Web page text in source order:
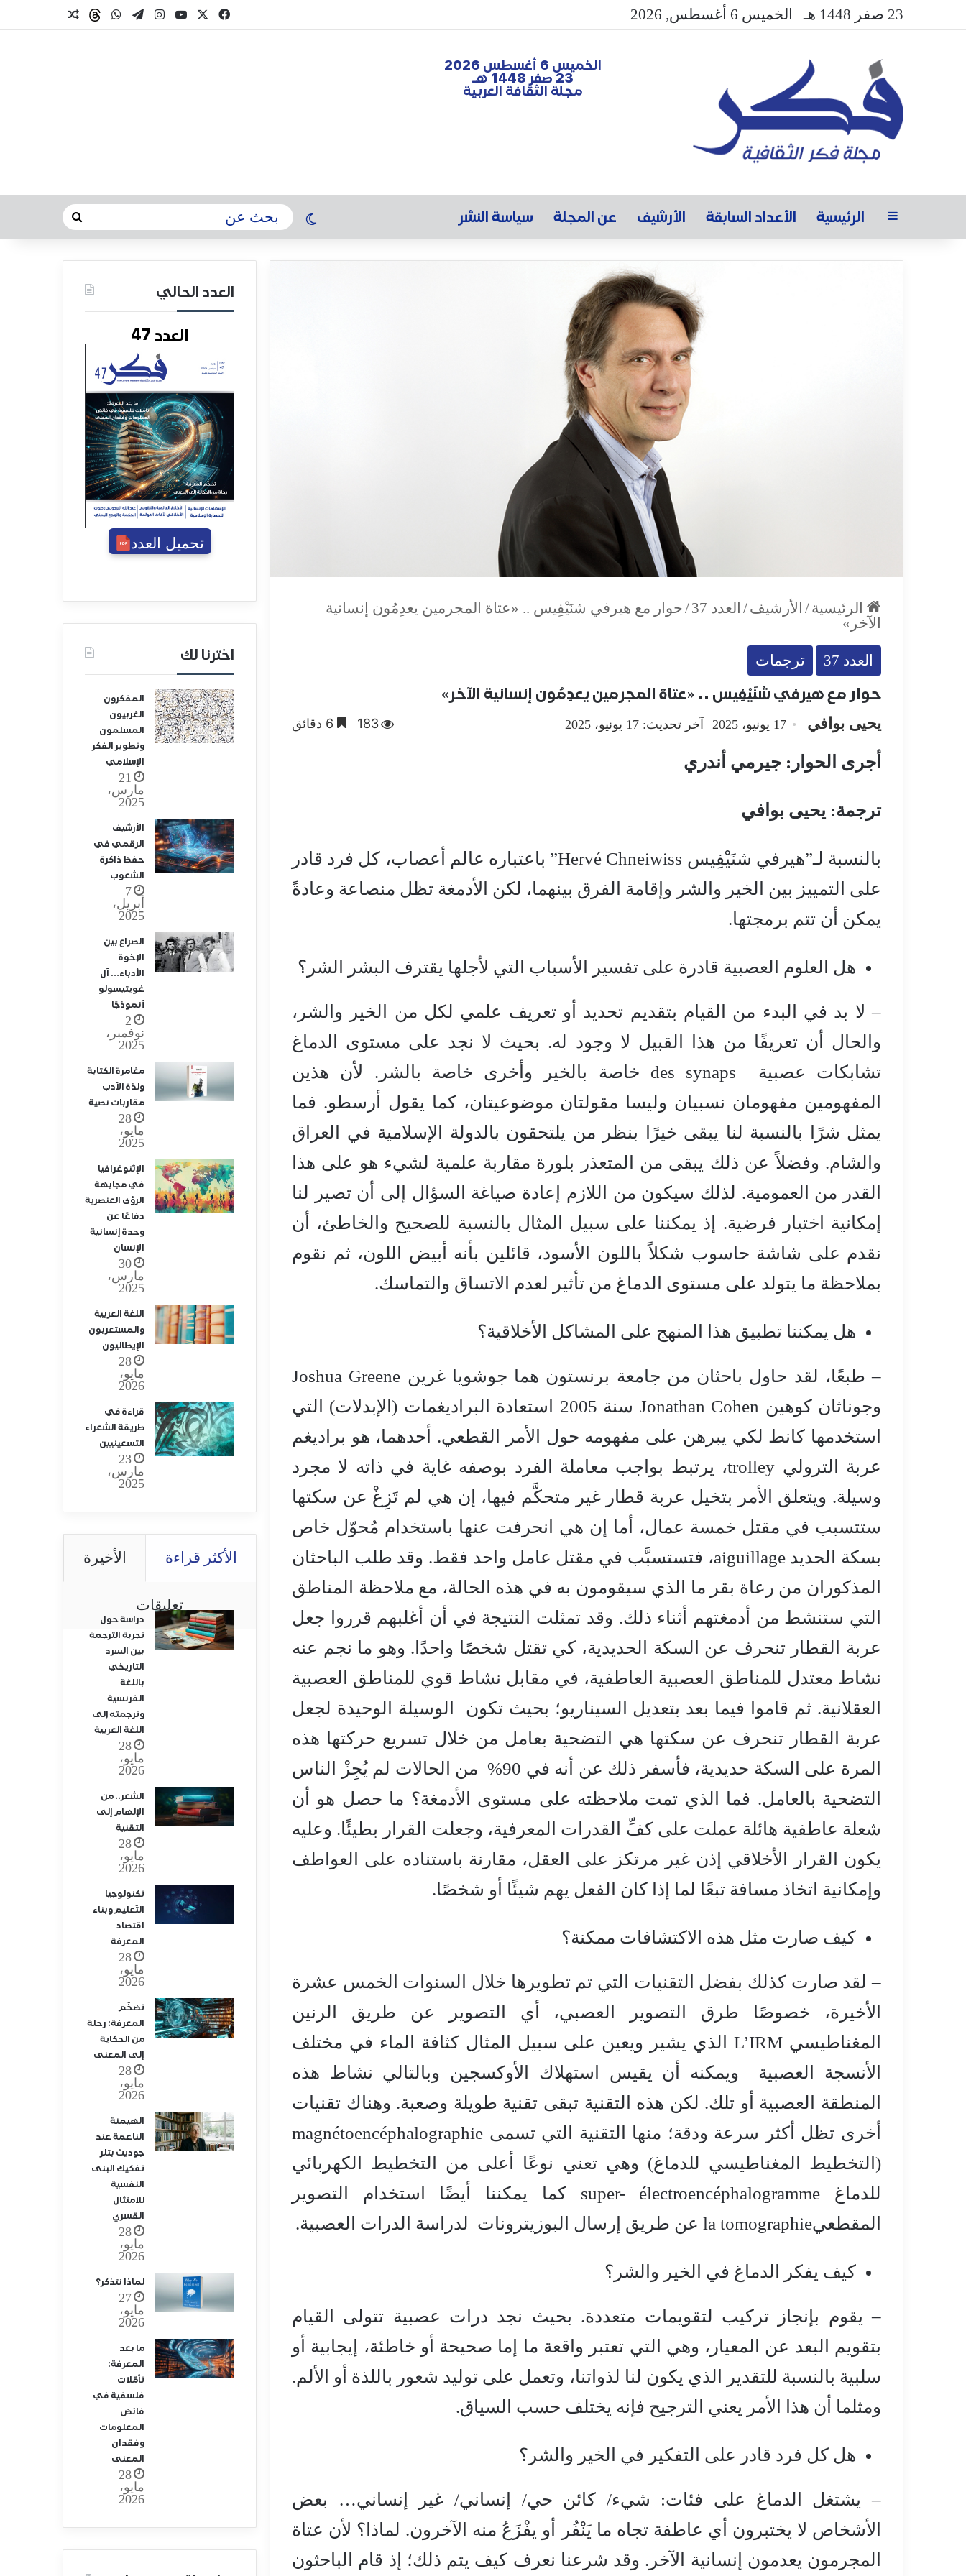
23 صفر 1448 هـ الخميس 6 أغسطس, 2026
الخميس 6 أغسطس 2026
23 صفر 1448 هـ
مجلة الثقافة العربية
الرئيسية الأعداد السابقة الأرشيف عن المجلة سياسة النشر
الرئيسية/ الأرشيف/ العدد 37 /حوار مع هيرفي شنَيْفِيس .. «عتاة المجرمين يعدِمُون إنسانية
الآخر»
العدد 37 ترجمات
حوار مع هيرفي شنَيْفِيس .. «عتاة المجرمين يعدِمُون إنسانية الآخر»
يحيى بوافي 17 يونيو، 2025 آخر تحديث: 17 يونيو، 2025 183
أجرى الحوار: جيرمي أندري
ترجمة: يحيى بوافي
بالنسبة لـ”هيرفي شنَيْفِيس Hervé Chneiwiss” باعتباره عالم أعصاب، كل فرد قادر
على التمييز بين الخير والشر وإقامة الفرق بينهما، لكن الأدمغة تظل منصاعة وعادةً
يمكن أن تتم برمجتها.
هل العلوم العصبية قادرة على تفسير الأسباب التي لأجلها يقترف البشر الشر؟
– لا بد في البدء من القيام بتقديم تحديد أو تعريف علمي لكل من الخير والشر،
والحال أن تعريفًا من هذا القبيل لا وجود له. بحيث لا نجد على مستوى الدماغ
تشابكات عصبية des synaps خاصة بالخير وأخرى خاصة بالشر. لأن هذين
المفهومين مفهومان نسبيان وليسا مقولتان موضوعيتان، كما يقول أرسطو. فما
يمثل شرًا بالنسبة لنا يبقى خيرًا بنظر من يلتحقون بالدولة الإسلامية في العراق
والشام. وفضلاً عن ذلك يبقى من المتعذر بلورة مقاربة علمية لشيء هو على هذا
القدر من العمومية. لذلك سيكون من اللازم إعادة صياغة السؤال إلى أن تصير لنا
إمكانية اختبار فرضية. إذ يمكننا على سبيل المثال بالنسبة للصحيح والخاطئ، أن
نقدم على شاشة حاسوب شكلاً باللون الأسود، قائلين بأنه أبيض اللون، ثم نقوم
بملاحظة ما يتولد على مستوى الدماغ من تأثير لعدم الاتساق والتماسك.
هل يمكننا تطبيق هذا المنهج على المشاكل الأخلاقية؟
– طبعًا، لقد حاول باحثان من جامعة برنستون هما جوشويا غرين Joshua Greene
وجوناثان كوهين Jonathan Cohen سنة 2005 استعادة البراديغمات (الإبدلات) التي
استخدمها كانط لكي يبرهن على مفهومه حول الأمر القطعي. أحدهما، هو براديغم
عربة الترولي trolley، يرتبط بواجب معاملة الفرد بوصفه غاية في ذاته لا مجرد
وسيلة. ويتعلق الأمر بتخيل عربة قطار غير متحكَّم فيها، إن هي لم تَزِغْ عن سكتها
ستتسبب في مقتل خمسة عمال، أما إن هي انحرفت عنها باستخدام مُحوّل خاص
بسكة الحديد aiguillage، فتستسبَّب في مقتل عامل واحد فقط. وقد طلب الباحثان
المذكوران من رعاة بقر ما الذي سيقومون به في هذه الحالة، مع ملاحظة المناطق
التي ستنشط من أدمغتهم أثناء ذلك. وقد تمثلت النتيجة في أن أغلبهم قرروا جعل
عربة القطار تنحرف عن السكة الحديدية، كي تقتل شخصًا واحدًا. وهو ما نجم عنه
نشاط معتدل للمناطق العصبية العاطفية، في مقابل نشاط قوي للمناطق العصبية
العقلانية. ثم قاموا فيما بعد بتعديل السيناريو؛ بحيث تكون الوسيلة الوحيدة لجعل
عربة القطار تنحرف عن سكتها هي التضحية بعامل من خلال تسريع حركتها هذه
المرة على السكة حديدية، فأسفر ذلك عن أنه في 90% من الحالات لم يُجِزْ الناس
التضحية بالعامل. فما الذي تمت ملاحظته على مستوى الأدمغة؟ ما حصل هو أن
شعلة عاطفية هائلة عملت على كفِّ القدرات المعرفية، وجعلت القرار بطيئًا. وعليه
يكون القرار الأخلاقي إذن غير مرتكز على العقل، مقارنة باستناده على العواطف
وإمكانية اتخاذ مسافة تبعًا لما إذا كان الفعل يهم شيئًا أو شخصًا.
كيف صارت مثل هذه الاكتشافات ممكنة؟
– لقد صارت كذلك بفضل التقنيات التي تم تطويرها خلال السنوات الخمس عشرة
الأخيرة، خصوصًا طرق التصوير العصبي، أي التصوير عن طريق الرنين
المغناطيسي L’IRM الذي يشير ويعين على سبيل المثال كثافة الماء في مختلف
الأنسجة العصبية ويمكنه أن يقيس استهلاك الأوكسجين وبالتالي نشاط هذه
المنطقة العصبية أو تلك. لكن هذه التقنية تبقى تقنية طويلة وصعبة. وهناك تقنيات
أخرى تظل أكثر سرعة ودقة؛ منها التقنية التي تسمى magnétoencéphalographie
(التخطيط المغناطيسي للدماغ) وهي تعني نوعًا أعلى من التخطيط الكهربائي
للدماغ super- électroencéphalogramme كما يمكننا أيضًا استخدام التصوير
المقطعيla tomographie عن طريق إرسال البوزيترونات لدراسة الدرات العصبية.
كيف يفكر الدماغ في الخير والشر؟
– يقوم بإنجاز تركيب لتقويمات متعددة. بحيث نجد درات عصبية تتولى القيام
بتقويم البعد عن المعيار، وهي التي تعتبر واقعة ما إما صحيحة أو خاطئة، إيجابية أو
سلبية بالنسبة للتقدير الذي يكون لنا لذواتنا، وتعمل على توليد شعور باللذة أو الألم.
ومثلما أن هذا الأمر يعني الترجيح فإنه يختلف حسب السياق.
هل كل فرد قادر على التفكير في الخير والشر؟
– يشتغل الدماغ على فئات: شيء/ كائن حي/ إنساني/ غير إنساني… بعض
الأشخاص لا يختبرون أي عاطفة تجاه ما يَنْفُر أو يفْزَعُ منه الآخرون. لماذا؟ لأن عتاة
المجرمون يعدمون إنسانية الآخر. وقد شرعنا نعرف كيف يتم ذلك؛ إذ قام الباحثون
العدد الحالي
العدد 47
تحميل العدد
اخترنا لك
المفكرون
الغربيون
المسلمون
وتطوير الفكر
الإسلامي
21
مارس،
2025
الأرشيف
الرقمي في
حفظ ذاكرة
الشعوب
7
أبريل،
2025
الصراع بين
الإخوة
الأدباء… آل
غويتيسولو
أنموذجًا
2
نوفمبر،
2025
مغامرة الكتابة
ولذة الأدب
مقاربات نصية
28
مايو،
2025
الإثنوغرافيا
في مجابهة
الرؤى العنصرية
دفاعًا عن
وحدة إنسانية
الإنسان
30
مارس،
2025
اللغة العربية
والمستعربون
الإيطاليون
28
مايو،
2026
قراءة في
طريقة الشعراء
التسعينيين
23
مارس،
2025
الأكثر قراءة الأخيرة
تعليقات
دراسة حول
تجربة الترجمة
بين السرد
التاريخي
باللغة
الفرنسية
وترجمته إلى
اللغة العربية
28
مايو،
2026
الشعر.. من
الإلهام إلى
التقنية
28
مايو،
2026
تكنولوجيا
التّعليم وبناء
اقتصاد
المعرفة
28
مايو،
2026
تضخّم
المعرفة: رحلة
من الحكاية
إلى المعنى
28
مايو،
2026
الهيمنة
الناعمة عند
جوديث بتلر
تفكيك البنى
النفسية
للامتثال
القسري
28
مايو،
2026
لماذا نتذكر؟
27
مايو،
2026
ما بعد
المعرفة:
تأمّلات
فلسفية في
فائض
المعلومات
وفقدان
المعنى
28
مايو،
2026